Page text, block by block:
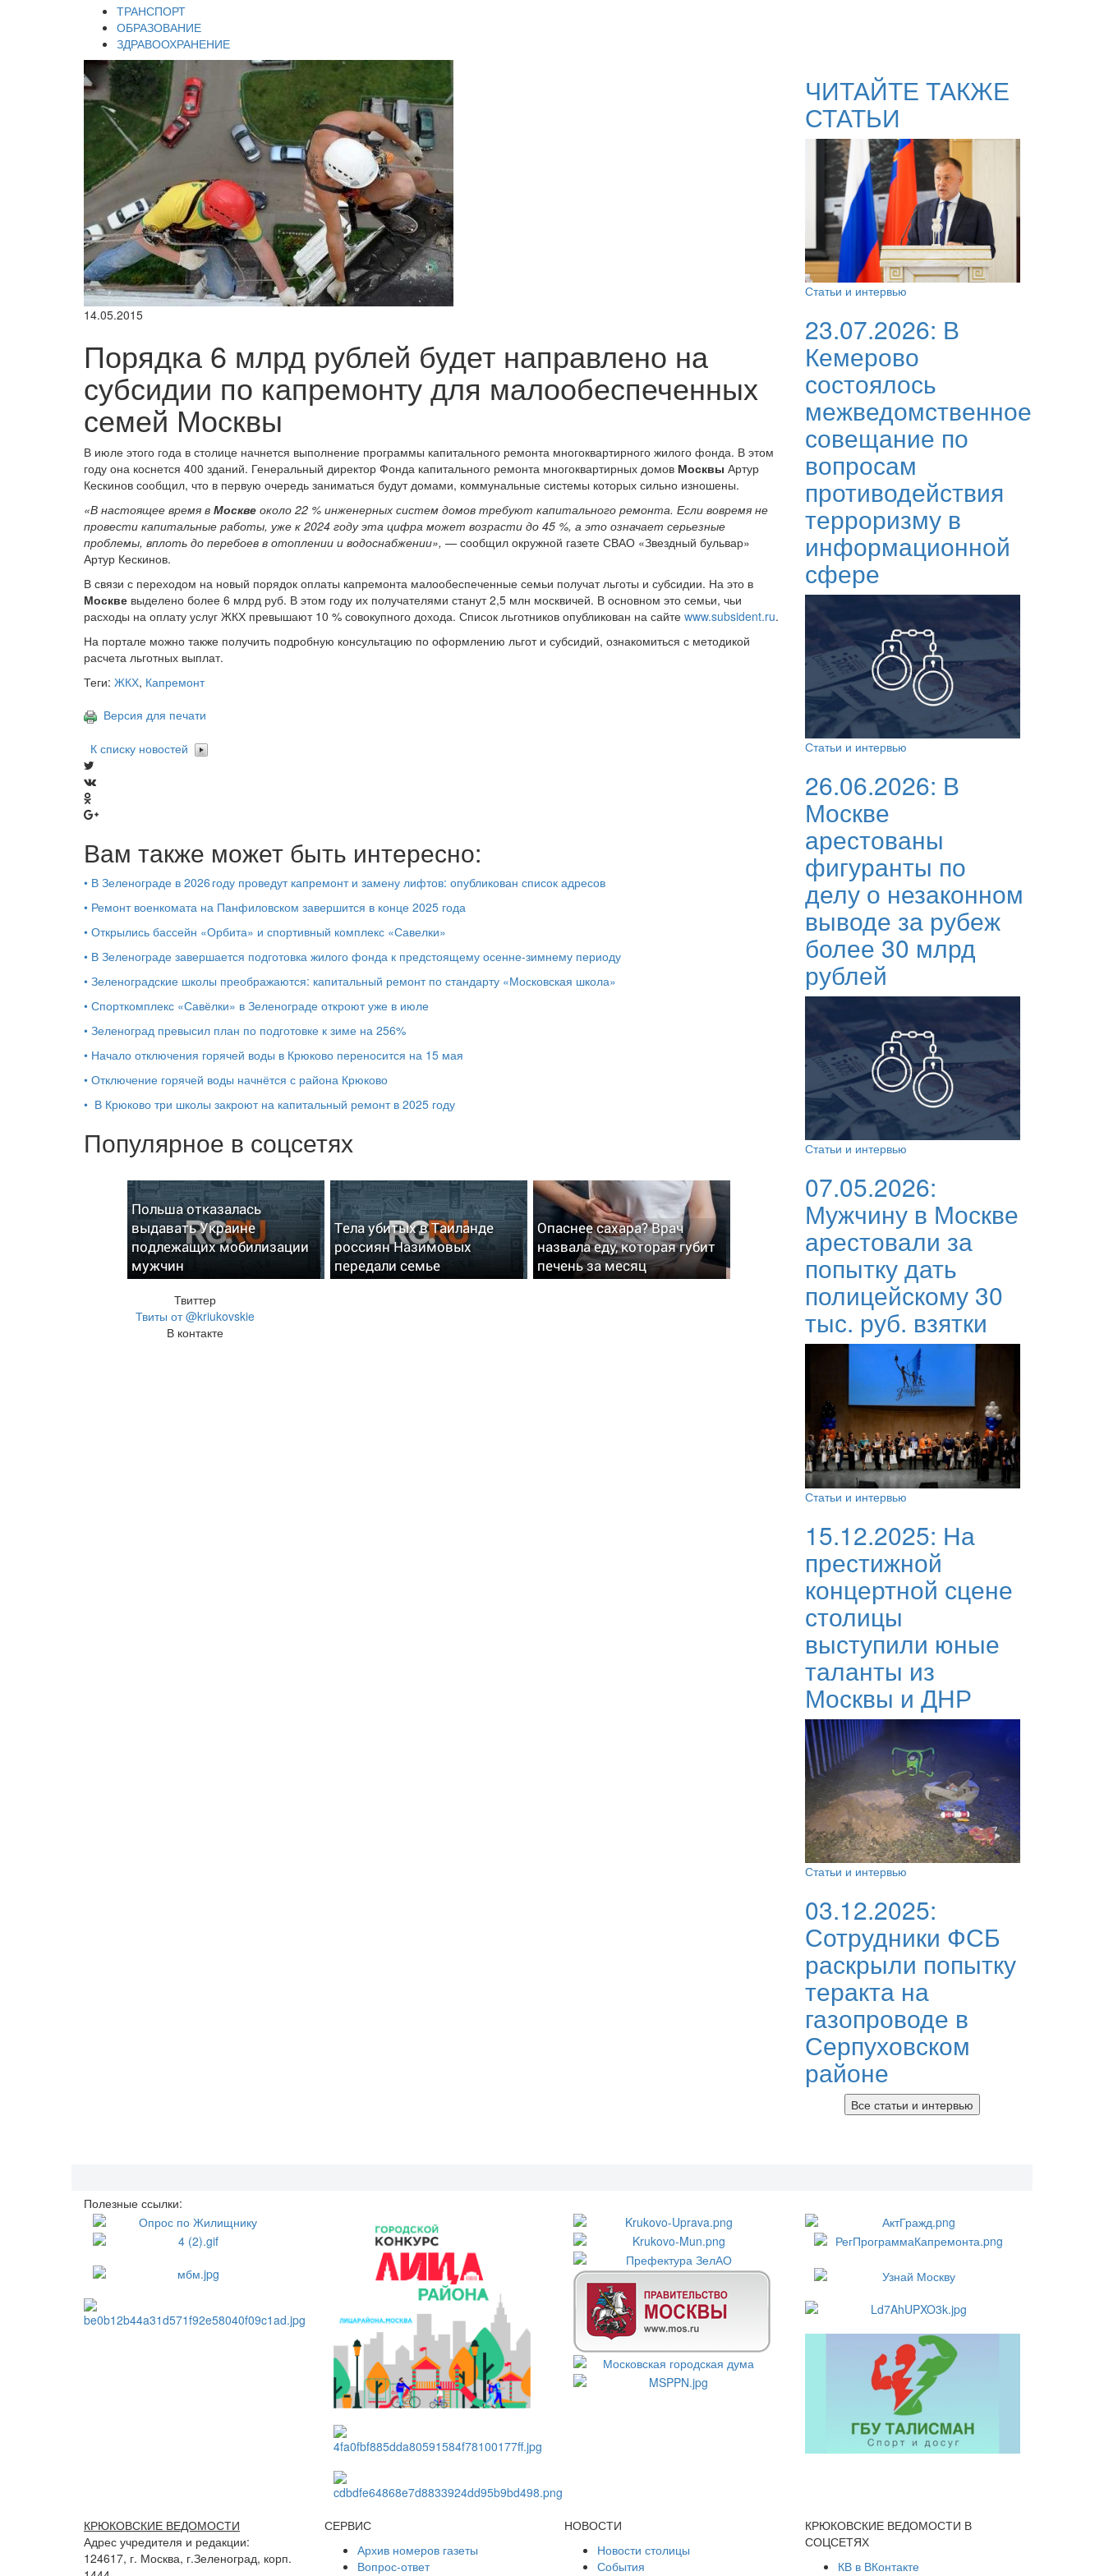
ТРАНСПОРТ
ОБРАЗОВАНИЕ
ЗДРАВООХРАНЕНИЕ
14.05.2015
Порядка 6 млрд рублей будет направлено на
субсидии по капремонту для малообеспеченных
семей Москвы
В июле этого года в столице начнется выполнение программы капитального ремонта многоквартирного жилого фонда. В этом
году она коснется 400 зданий. Генеральный директор Фонда капитального ремонта многоквартирных домов Москвы Артур
Кескинов сообщил, что в первую очередь заниматься будут домами, коммунальные системы которых сильно изношены.
«В настоящее время в Москве около 22 % инженерных систем домов требуют капитального ремонта. Если вовремя не
провести капитальные работы, уже к 2024 году эта цифра может возрасти до 45 %, а это означает серьезные
проблемы, вплоть до перебоев в отоплении и водоснабжении», —сообщил окружной газете СВАО «Звездный бульвар»
Артур Кескинов.
В связи с переходом на новый порядок оплаты капремонта малообеспеченные семьи получат льготы и субсидии. На это в
Москве выделено более 6 млрд руб. В этом году их получателями станут 2,5 млн москвичей. В основном это семьи, чьи
расходы на оплату услуг ЖКХ превышают 10 % совокупного дохода. Список льготников опубликован на сайте www.subsident.ru.
На портале можно также получить подробную консультацию по оформлению льгот и субсидий, ознакомиться с методикой
расчета льготных выплат.
Теги: ЖКХ, Капремонт
Версия для печати
К списку новостей
Вам также может быть интересно:
• В Зеленограде в 2026 году проведут капремонт и замену лифтов: опубликован список адресов
• Ремонт военкомата на Панфиловском завершится в конце 2025 года
• Открылись бассейн «Орбита» и спортивный комплекс «Савелки»
• В Зеленограде завершается подготовка жилого фонда к предстоящему осенне-зимнему периоду
• Зеленоградские школы преображаются: капитальный ремонт по стандарту «Московская школа»
• Спорткомплекс «Савёлки» в Зеленограде откроют уже в июле
• Зеленоград превысил план по подготовке к зиме на 256%
• Начало отключения горячей воды в Крюково переносится на 15 мая
• Отключение горячей воды начнётся с района Крюково
• В Крюково три школы закроют на капитальный ремонт в 2025 году
Популярное в соцсетях
Польша отказалась
выдавать Украине
подлежащих мобилизации
мужчин
Тела убитых в Таиланде
россиян Назимовых
передали семье
Опаснее сахара? Врач
назвала еду, которая губит
печень за месяц
Твиттер
Твиты от @kriukovskie
В контакте
ЧИТАЙТЕ ТАКЖЕ
СТАТЬИ
Статьи и интервью
23.07.2026: В
Кемерово
состоялось
межведомственное
совещание по
вопросам
противодействия
терроризму в
информационной
сфере
Статьи и интервью
26.06.2026: В
Москве
арестованы
фигуранты по
делу о незаконном
выводе за рубеж
более 30 млрд
рублей
Статьи и интервью
07.05.2026:
Мужчину в Москве
арестовали за
попытку дать
полицейскому 30
тыс. руб. взятки
Статьи и интервью
15.12.2025: На
престижной
концертной сцене
столицы
выступили юные
таланты из
Москвы и ДНР
Статьи и интервью
03.12.2025:
Сотрудники ФСБ
раскрыли попытку
теракта на
газопроводе в
Серпуховском
районе
Все статьи и интервью
Полезные ссылки:
КРЮКОВСКИЕ ВЕДОМОСТИ
Адрес учредителя и редакции:
124617, г. Москва, г.Зеленоград, корп.
СЕРВИС
Архив номеров газеты
Вопрос-ответ
НОВОСТИ
Новости столицы
События
КРЮКОВСКИЕ ВЕДОМОСТИ В
СОЦСЕТЯХ
КВ в ВКонтакте